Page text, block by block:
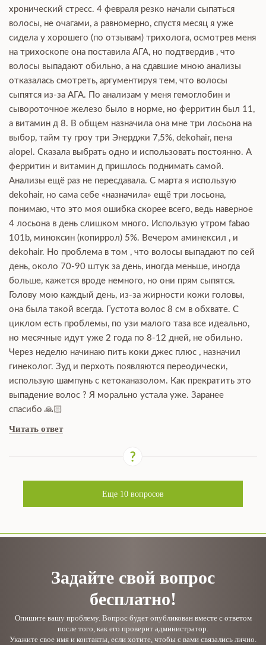
хронический стресс. 4 февраля резко начали сыпаться
волосы, не очагами, а равномерно, спустя месяц я уже
сидела у хорошего (по отзывам) трихолога, осмотрев меня
на трихоскопе она поставила АГА, но подтвердив , что
волосы выпадают обильно, а на сдавшие мною анализы
отказалась смотреть, аргументируя тем, что волосы
сыпятся из-за АГА. По анализам у меня гемоглобин и
сывороточное железо было в норме, но ферритин был 11,
а витамин д 8. В общем назначила она мне три лосьона на
выбор, тайм ту гроу три Энерджи 7,5%, dekohair, пена
alopel. Сказала выбрать одно и использовать постоянно. А
ферритин и витамин д пришлось поднимать самой.
Анализы ещё раз не пересдавала. С марта я использую
dekohair, но сама себе «назначила» ещё три лосьона,
понимаю, что это моя ошибка скорее всего, ведь наверное
4 лосьона в день слишком много. Использую утром fabao
101b, миноксин (копиррол) 5%. Вечером аминексил , и
dekohair. Но проблема в том , что волосы выпадают по сей
день, около 70-90 штук за день, иногда меньше, иногда
больше, кажется вроде немного, но они прям сыпятся.
Голову мою каждый день, из-за жирности кожи головы,
она была такой всегда. Густота волос 8 см в обхвате. С
циклом есть проблемы, по узи малого таза все идеально,
но месячные идут уже 2 года по 8-12 дней, не обильно.
Через неделю начинаю пить коки джес плюс , назначил
гинеколог. Зуд и перхоть появляются переодически,
использую шампунь с кетоканазолом. Как прекратить это
выпадение волос ? Я морально устала уже. Заранее
спасибо 🙏🏻
Читать ответ
Еще 10 вопросов
Задайте свой вопрос
бесплатно!
Опишите вашу проблему. Вопрос будет опубликован вместе с ответом
после того, как его проверит администратор.
Укажите свое имя и контакты, если хотите, чтобы с вами связались лично.